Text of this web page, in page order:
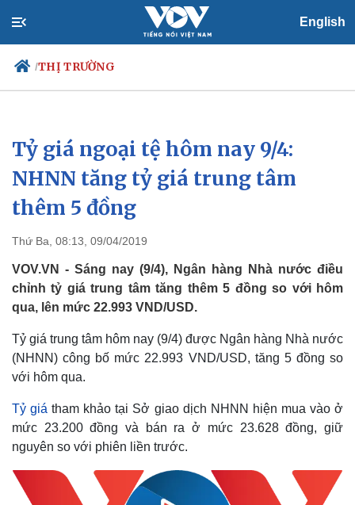
English
/THỊ TRƯỜNG
Chính trị
Đảng
Tổ chức nhân sự
Quốc hội
Xã hội
Tin 24h
Dự báo thời tiết
Tỷ giá ngoại tệ hôm nay 9/4:
NHNN tăng tỷ giá trung tâm
thêm 5 đồng
Thứ Ba, 08:13, 09/04/2019
VOV.VN - Sáng nay (9/4), Ngân hàng Nhà nước điều
chỉnh tỷ giá trung tâm tăng thêm 5 đồng so với hôm
qua, lên mức 22.993 VND/USD.
Tỷ giá trung tâm hôm nay (9/4) được Ngân hàng Nhà nước
(NHNN) công bố mức 22.993 VND/USD, tăng 5 đồng so
với hôm qua.
Tỷ giátham khảo tại Sở giao dịch NHNN hiện mua vào ở
mức 23.200 đồng và bán ra ở mức 23.628 đồng, giữ
nguyên so với phiên liền trước.